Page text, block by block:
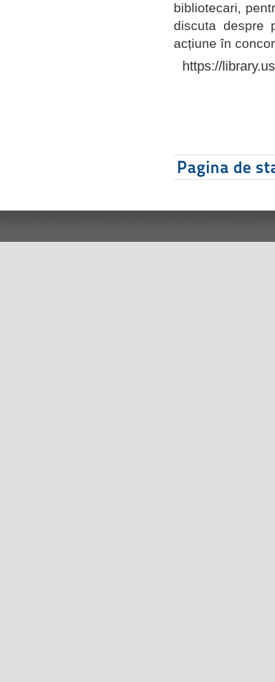
bibliotecari,
discuta despre
acțiune în
https://
Pagina de